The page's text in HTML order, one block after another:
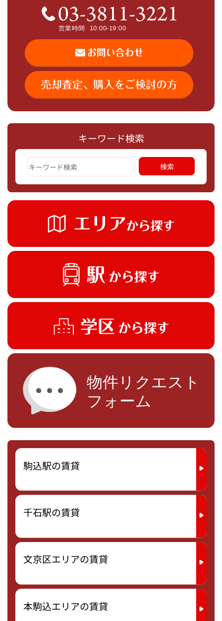
キーワード検索
駒込駅の賃貸
千石駅の賃貸
文京区エリアの賃貸
本駒込エリアの賃貸